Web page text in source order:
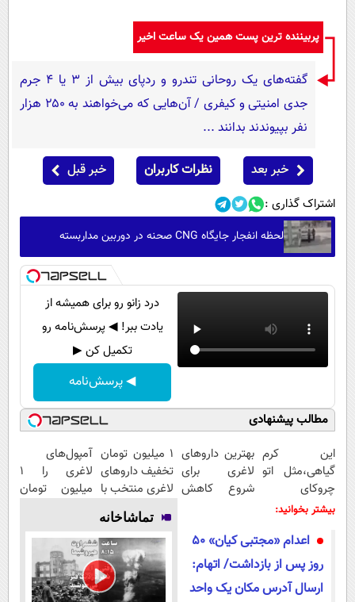
پربیننده ترین پست همین یک ساعت اخیر
گفته‌های یک روحانی تندرو و ردپای بیش از ۳ یا ۴ جرم
جدی امنیتی و کیفری / آن‌هایی که می‌خواهند به ۲۵۰ هزار
نفر بپیوندند بدانند ...
خبر بعد نظرات کاربران خبر قبل
اشتراک گذاری :
لحظه انفجار جایگاه CNG صحنه در دوربین مداربسته
درد زانو رو برای همیشه از
یادت ببر! ◀ پرسش‌نامه رو
تکمیل کن ▶
◀ پرسش‌نامه
مطالب پیشنهادی
این کرم
گیاهی،مثل اتو
چروکای
پوستتوصاف
بهترین داروهای
لاغری برای
شروع کاهش
نزدیکت!
۱ میلیون تومان
تخفیف داروهای
لاغری منتخب با
ارسال از
داروخانه
نزدیکت
آمپول‌های
لاغری را ۱
میلیون تومان
بیشتر بخوانید:
اعدام «مجتبی کیان» 50
روز پس از بازداشت/ اتهام:
ارسال آدرس مکان یک واحد
تماشاخانه